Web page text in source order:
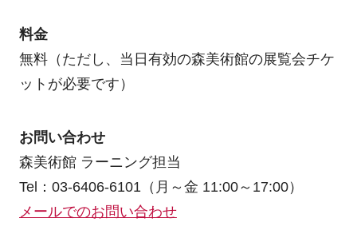
料金
無料（ただし、当日有効の森美術館の展覧会チケ
ットが必要です）
お問い合わせ
森美術館 ラーニング担当
Tel：03-6406-6101（月～金 11:00～17:00）
メールでのお問い合わせ